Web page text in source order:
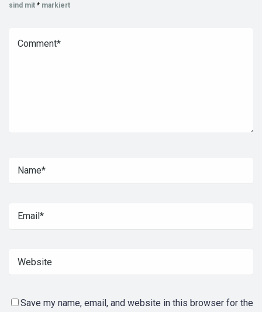
sind mit * markiert
Save my name, email, and website in this browser for the